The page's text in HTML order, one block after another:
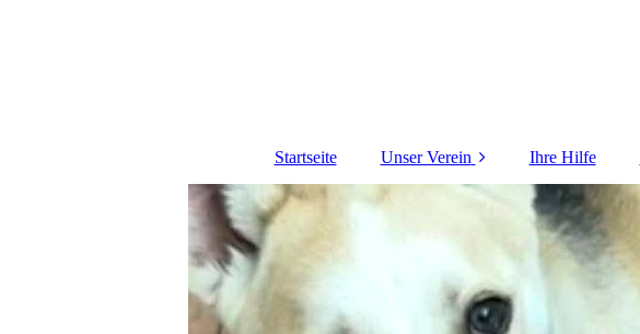
Startseite Unser Verein Ihre Hilfe